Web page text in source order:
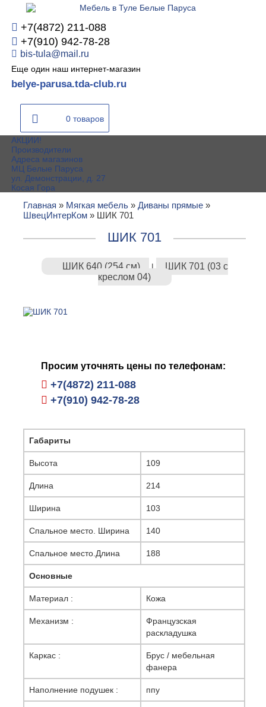
+7(4872) 211-088
+7(910) 942-78-28
bis-tula@mail.ru
Еще один наш интернет-магазин
belye-parusa.tda-club.ru
0 товаров
АКЦИИ!
Производители
Адреса магазинов
МЦ Белые Паруса
ул. Демонстрации, д. 27
Косая Гора
Главная » Мягкая мебель »Диваны прямые »
ШвецИнтерКом » ШИК 701
ШИК 701
ШИК 640 (254 см) |
ШИК 701 (03 с
креслом 04)
Просим уточнять цены по телефонам:
+7(4872) 211-088
+7(910) 942-78-28
Габариты
Высота 109
Длина 214
Ширина 103
Спальное место. Ширина 140
Спальное место.Длина 188
Основные
Материал : Кожа
Механизм :
Французская
раскладушка
Каркас :
Брус / мебельная
фанера
Наполнение подушек : ппу